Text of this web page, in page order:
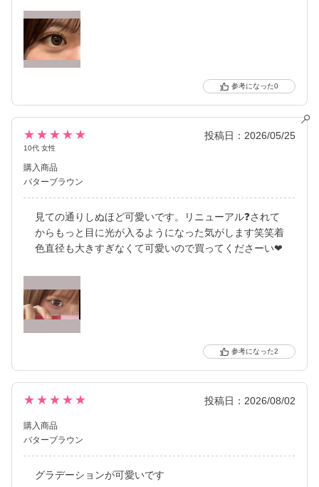
0
★★★★★
10代 女性
投稿日：2026/05/25
購入商品
バターブラウン
見ての通りしぬほど可愛いです。リニューアル❓されて
からもっと目に光が入るようになった気がします笑笑着
色直径も大きすぎなくて可愛いので買ってくださーい❤︎
2
★★★★★ 投稿日：2026/08/02
購入商品
バターブラウン
グラデーションが可愛いです